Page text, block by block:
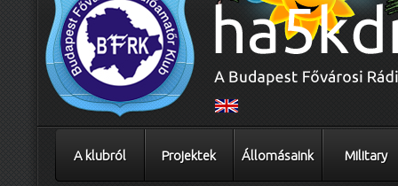
A klubról Projektek Állomásaink Military